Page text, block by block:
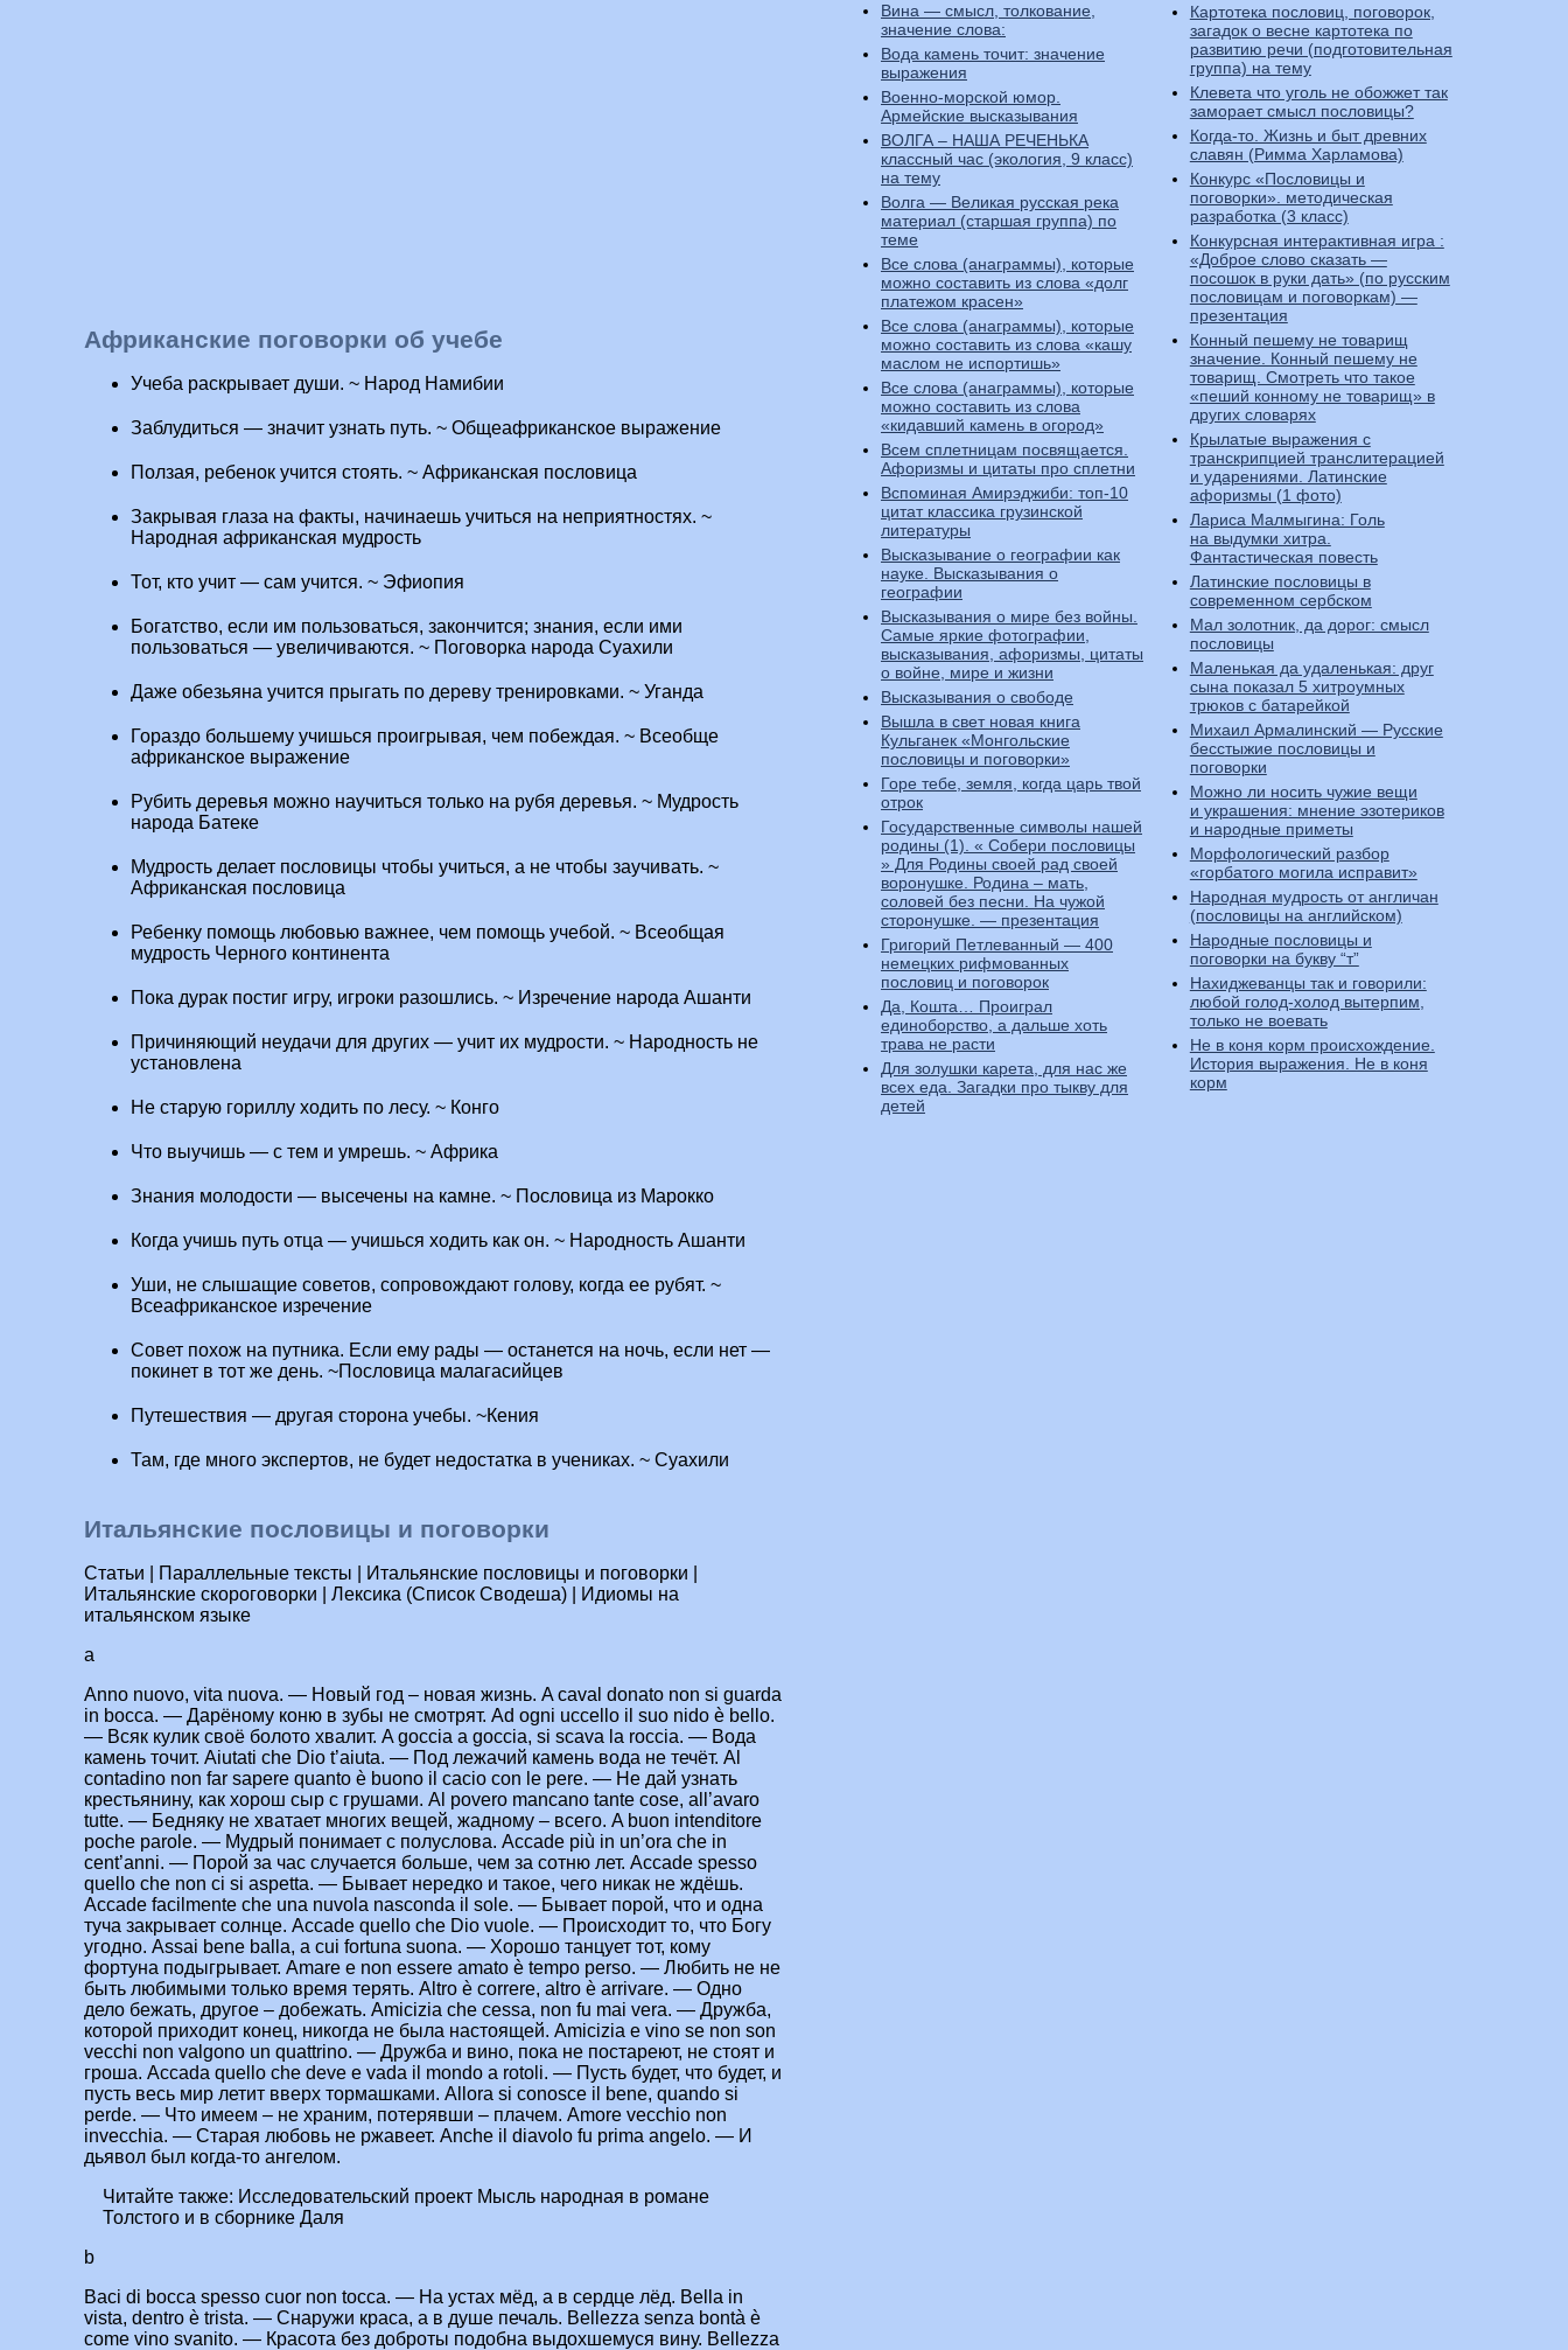
Африканские поговорки об учебе
Учеба раскрывает души. ~ Народ Намибии
Заблудиться — значит узнать путь. ~ Общеафриканское выражение
Ползая, ребенок учится стоять. ~ Африканская пословица
Закрывая глаза на факты, начинаешь учиться на неприятностях. ~
Народная африканская мудрость
Тот, кто учит — сам учится. ~ Эфиопия
Богатство, если им пользоваться, закончится; знания, если ими
пользоваться — увеличиваются. ~ Поговорка народа Суахили
Даже обезьяна учится прыгать по дереву тренировками. ~ Уганда
Гораздо большему учишься проигрывая, чем побеждая. ~ Всеобще
африканское выражение
Рубить деревья можно научиться только на рубя деревья. ~ Мудрость
народа Батеке
Мудрость делает пословицы чтобы учиться, а не чтобы заучивать. ~
Африканская пословица
Ребенку помощь любовью важнее, чем помощь учебой. ~ Всеобщая
мудрость Черного континента
Пока дурак постиг игру, игроки разошлись. ~ Изречение народа Ашанти
Причиняющий неудачи для других — учит их мудрости. ~ Народность не
установлена
Не старую гориллу ходить по лесу. ~ Конго
Что выучишь — с тем и умрешь. ~ Африка
Знания молодости — высечены на камне. ~ Пословица из Марокко
Когда учишь путь отца — учишься ходить как он. ~ Народность Ашанти
Уши, не слышащие советов, сопровождают голову, когда ее рубят. ~
Всеафриканское изречение
Совет похож на путника. Если ему рады — останется на ночь, если нет —
покинет в тот же день. ~Пословица малагасийцев
Путешествия — другая сторона учебы. ~Кения
Там, где много экспертов, не будет недостатка в учениках. ~ Суахили
Итальянские пословицы и поговорки
Статьи | Параллельные тексты | Итальянские пословицы и поговорки |
Итальянские скороговорки | Лексика (Список Сводеша) | Идиомы на
итальянском языке
a
Anno nuovo, vita nuova. — Новый год – новая жизнь. A caval donato non si guarda
in bocca. — Дарёному коню в зубы не смотрят. Ad ogni uccello il suo nido è bello.
— Всяк кулик своё болото хвалит. A goccia a goccia, si scava la roccia. — Вода
камень точит. Aiutati che Dio t’aiuta. — Под лежачий камень вода не течёт. Al
contadino non far sapere quanto è buono il cacio con le pere. — Не дай узнать
крестьянину, как хорош сыр с грушами. Al povero mancano tante cose, all’avaro
tutte. — Бедняку не хватает многих вещей, жадному – всего. A buon intenditore
poche parole. — Мудрый понимает с полуслова. Accade più in un’ora che in
cent’anni. — Порой за час случается больше, чем за сотню лет. Accade spesso
quello che non ci si aspetta. — Бывает нередко и такое, чего никак не ждёшь.
Accade facilmente che una nuvola nasconda il sole. — Бывает порой, что и одна
туча закрывает солнце. Accade quello che Dio vuole. — Происходит то, что Богу
угодно. Assai bene balla, a cui fortuna suona. — Хорошо танцует тот, кому
фортуна подыгрывает. Amare e non essere amato è tempo perso. — Любить не не
быть любимыми только время терять. Altro è correre, altro è arrivare. — Одно
дело бежать, другое – добежать. Amicizia che cessa, non fu mai vera. — Дружба,
которой приходит конец, никогда не была настоящей. Amicizia e vino se non son
vecchi non valgono un quattrino. — Дружба и вино, пока не постареют, не стоят и
гроша. Accada quello che deve e vada il mondo a rotoli. — Пусть будет, что будет, и
пусть весь мир летит вверх тормашками. Allora si conosce il bene, quando si
perde. — Что имеем – не храним, потерявши – плачем. Amore vecchio non
invecchia. — Старая любовь не ржавеет. Anche il diavolo fu prima angelo. — И
дьявол был когда-то ангелом.
Читайте также: Исследовательский проект Мысль народная в романе
Толстого и в сборнике Даля
b
Baci di bocca spesso cuor non tocca. — На устах мёд, а в сердце лёд. Bella in
vista, dentro è trista. — Снаружи краса, а в душе печаль. Bellezza senza bontà è
come vino svanito. — Красота без доброты подобна выдохшемуся вину. Bellezza
Вина — смысл, толкование,
значение слова:
Вода камень точит: значение
выражения
Военно-морской юмор.
Армейские высказывания
ВОЛГА – НАША РЕЧЕНЬКА
классный час (экология, 9 класс)
на тему
Волга — Великая русская река
материал (старшая группа) по
теме
Все слова (анаграммы), которые
можно составить из слова «долг
платежом красен»
Все слова (анаграммы), которые
можно составить из слова «кашу
маслом не испортишь»
Все слова (анаграммы), которые
можно составить из слова
«кидавший камень в огород»
Всем сплетницам посвящается.
Афоризмы и цитаты про сплетни
Вспоминая Амирэджиби: топ-10
цитат классика грузинской
литературы
Высказывание о географии как
науке. Высказывания о
географии
Высказывания о мире без войны.
Самые яркие фотографии,
высказывания, афоризмы, цитаты
о войне, мире и жизни
Высказывания о свободе
Вышла в свет новая книга
Кульганек «Монгольские
пословицы и поговорки»
Горе тебе, земля, когда царь твой
отрок
Государственные символы нашей
родины (1). « Собери пословицы
» Для Родины своей рад своей
воронушке. Родина – мать,
соловей без песни. На чужой
сторонушке. — презентация
Григорий Петлеванный — 400
немецких рифмованных
пословиц и поговорок
Да, Кошта… Проиграл
единоборство, а дальше хоть
трава не расти
Для золушки карета, для нас же
всех еда. Загадки про тыкву для
детей
Картотека пословиц, поговорок,
загадок о весне картотека по
развитию речи (подготовительная
группа) на тему
Клевета что уголь не обожжет так
заморает смысл пословицы?
Когда-то. Жизнь и быт древних
славян (Римма Харламова)
Конкурс «Пословицы и
поговорки». методическая
разработка (3 класс)
Конкурсная интерактивная игра :
«Доброе слово сказать —
посошок в руки дать» (по русским
пословицам и поговоркам) —
презентация
Конный пешему не товарищ
значение. Конный пешему не
товарищ. Смотреть что такое
«пеший конному не товарищ» в
других словарях
Крылатые выражения с
транскрипцией транслитерацией
и ударениями. Латинские
афоризмы (1 фото)
Лариса Малмыгина: Голь
на выдумки хитра.
Фантастическая повесть
Латинские пословицы в
современном сербском
Мал золотник, да дорог: смысл
пословицы
Маленькая да удаленькая: друг
сына показал 5 хитроумных
трюков с батарейкой
Михаил Армалинский — Русские
бесстыжие пословицы и
поговорки
Можно ли носить чужие вещи
и украшения: мнение эзотериков
и народные приметы
Морфологический разбор
«горбатого могила исправит»
Народная мудрость от англичан
(пословицы на английском)
Народные пословицы и
поговорки на букву “т”
Нахиджеванцы так и говорили:
любой голод-холод вытерпим,
только не воевать
Не в коня корм происхождение.
История выражения. Не в коня
корм